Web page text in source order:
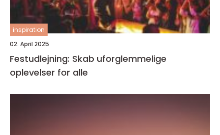
inspiration
02. April 2025
Festudlejning: Skab uforglemmelige
oplevelser for alle